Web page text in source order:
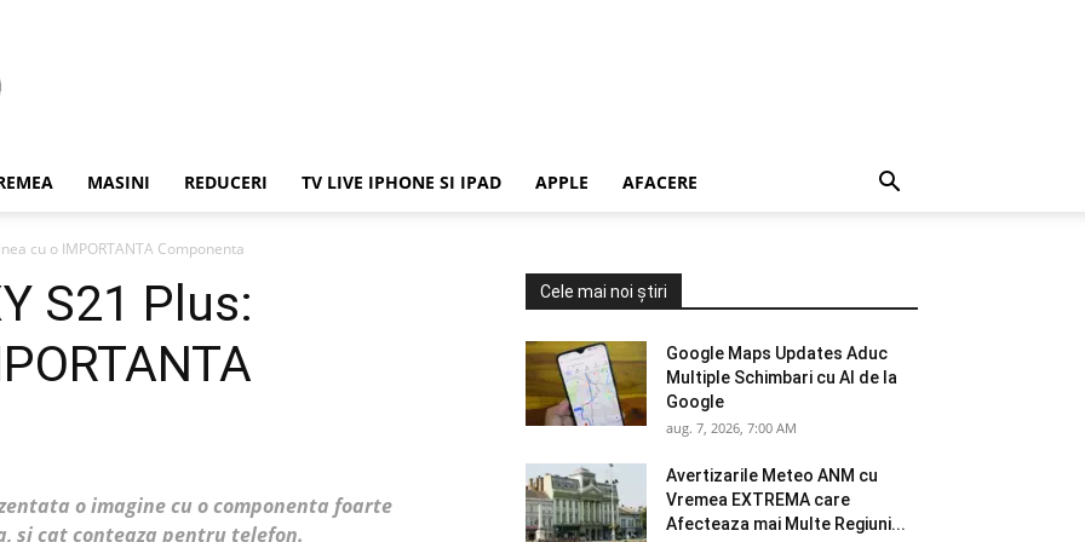
MASINI REDUCERI TV LIVE IPHONE SI IPAD APPLE AFACERE
cu o IMPORTANTA Componenta
S21 Plus:
o imagine cu o componenta foarte
si cat conteaza pentru telefon.
Cele mai noi știri
Google Maps Updates Aduc
Multiple Schimbari cu AI de la
Google
aug. 7, 2026, 7:00 AM
Avertizarile Meteo ANM cu
Vremea EXTREMA care
Afecteaza mai Multe Regiuni...